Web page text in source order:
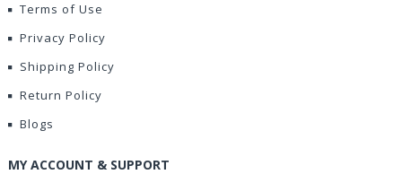
Terms of Use
Privacy Policy
Shipping Policy
Return Policy
Blogs
MY ACCOUNT & SUPPORT